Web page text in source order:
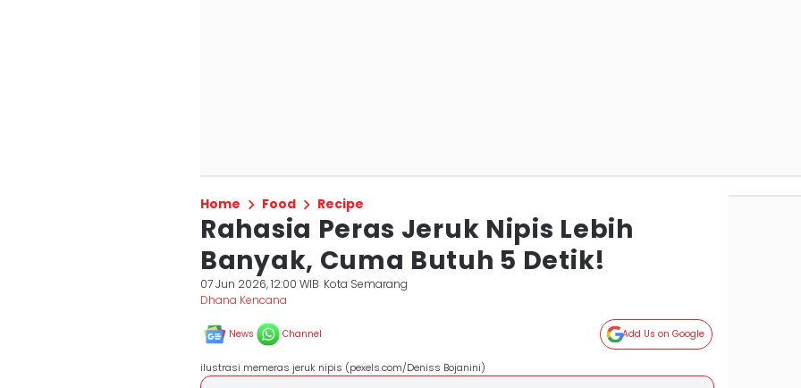
Home Food Recipe
Rahasia Peras Jeruk Nipis Lebih
Banyak, Cuma Butuh 5 Detik!
07 Jun 2026, 12:00 WIB Kota Semarang
Dhana Kencana
News Channel Add Us on Google
ilustrasi memeras jeruk nipis (pexels.com/Deniss Bojanini)